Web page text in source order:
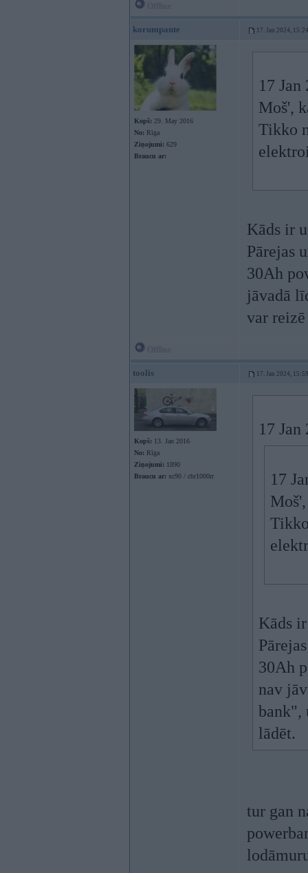
korumpante 17. Jan 2024, 15:24
Kopš: 29. May 2016
No: Rīga
Ziņojumi: 629
Braucu ar:
17
Moš',
Tikko
Kāds ir
Pārejas
30Ah
jāvadā
var
toolis 17. Jan 2024, 15:59
Kopš: 13. Jan 2016
No: Rīga
Ziņojumi: 1890
Braucu ar: xc90 / cbr1000rr
17
17
Kāds
30Ah
nav
bank",
lādēt.
tur gan